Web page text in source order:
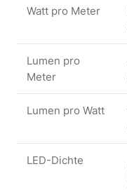
Watt pro Meter
Lumen pro
Meter
Lumen pro Watt
LED-Dichte